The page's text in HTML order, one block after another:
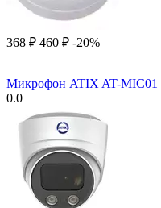
‍368‍ ₽ ‍460‍ ₽ -20%
Микрофон ATIX AT-MIC01
0.0